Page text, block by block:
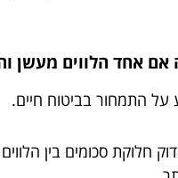
אם אחד הלווים מעשן
על התמחור בביטוח חיים.
חלוקת סכומים בין